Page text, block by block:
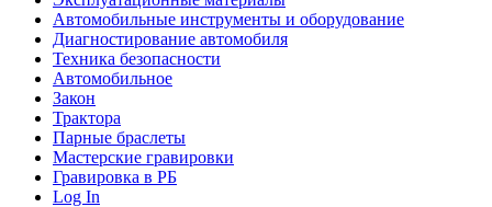
Автомобильные инструменты и оборудование
Диагностирование автомобиля
Техника безопасности
Автомобильное
Закон
Трактора
Парные браслеты
Мастерские гравировки
Гравировка в РБ
Log In